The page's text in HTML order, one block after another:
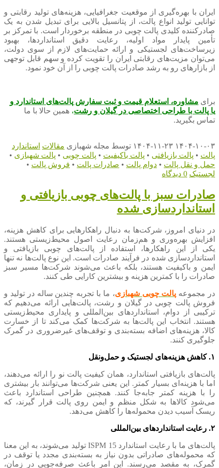
ایران با بهره‌گیری از موقعیت جغرافیایی، هزینه‌های تولید رقابتی و
توانایی تولید انواع پالت، از پتانسیل بالایی برای تبدیل شدن به یک
صادرکننده کلیدی پالت چوبی در منطقه برخوردار است. با تمرکز بر
تأمین پایدار مواد اولیه، رعایت دقیق استانداردها، بهبود
زیرساخت‌های لجستیکی و ارائه حمایت‌های لازم از سوی دولت،
می‌توان مزیت‌های رقابتی ایران را تقویت کرده و سهم قابل توجهی
از بازارهای رو به رشد صادرات پالت چوبی را از آن خود نمود.
برای مشاوره، استعلام قیمت و ثبت سفارش پالت‌های استاندارد و
یا پالت با طراحی اختصاصی در گیلان و رشت، همین حالا با ما
تماس بگیرید.
۱۴۰۴-۱۰-۰۳ ۱۴۰۴-۱۱-۲۳ توسط مجله شهبازی مقالات استاندارد
پالت • پالت بازیافتی • پالت باکیفیت • پالت چوبی • پالت شهبازی •
حمل و نقل پالت • دوام پالت • صادرات پالت • فروش پالت •
لجستیک 0 دیدگاه
صادرات سبز با پالت‌های چوبی بازیافتی و
استانداردسازی شده
در دنیای امروز، شرکت‌ها به دنبال راهکارهایی برای کاهش هزینه،
افزایش بهره‌وری و هم‌زمان رعایت اصول محیط‌زیستی هستند.
یکی از این راهکارها، استفاده از پالت‌های چوبی بازیافتی و
استانداردسازی شده در فرآیند صادرات است. این نوع پالت‌ها نه تنها
ایمن و باکیفیت هستند، بلکه باعث می‌شوند شرکت‌ها مسیر سبز
صادرات را با کمترین هزینه و بیشترین کارایی طی کنند.
در مجموعه پالت چوبی شهبازی، ما با تجربه چندین ساله در تولید و
فروش پالت چوبی در گیلان و رشت، پالت‌هایی ارائه می‌دهیم که
ترکیبی از دوام، استانداردهای بین‌المللی و پایداری محیط‌زیستی
هستند. انتخاب این پالت‌ها به شرکت‌ها کمک می‌کند تا از خسارت
کالا، هزینه‌های اضافه بسته‌بندی و توقف‌های غیرضروری در گمرک
جلوگیری کنند.
۱. کاهش هزینه‌های لجستیک و حمل‌ونقل
پالت‌های بازیافتی استاندارد، همان کیفیت پالت نو را ارائه می‌دهند،
اما با هزینه‌ای بسیار کمتر. این یعنی شرکت‌ها می‌توانند بار بیشتری
را با هزینه کمتر جابه‌جا کنند. همچنین طراحی استاندارد باعث
می‌شود کالاها به شکل منظم و ایمن روی پالت قرار گیرند، که
ریسک آسیب دیدن محموله‌ها را کاهش می‌دهد.
۲. رعایت استانداردهای بین‌المللی
پالت‌های ما با رعایت استاندارد ISPM 15 تولید می‌شوند، به این معنا
که محموله‌های صادراتی بدون نیاز به بسته‌بندی مجدد یا توقف در
گمرک، به مقصد می‌رسند. این امر باعث صرفه‌جویی در زمان،